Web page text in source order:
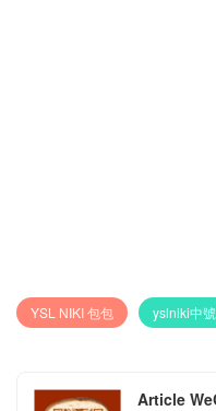
YSL NIKI 包包 yslniki中
Article